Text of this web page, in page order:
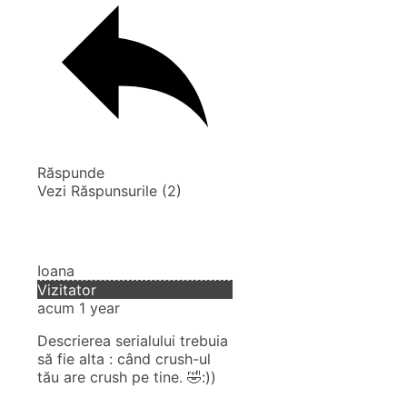
Răspunde
Vezi Răspunsurile (2)
Ioana
Vizitator
acum 1 year
Descrierea serialului trebuia
să fie alta : când crush-ul
tău are crush pe tine. 🤣:))